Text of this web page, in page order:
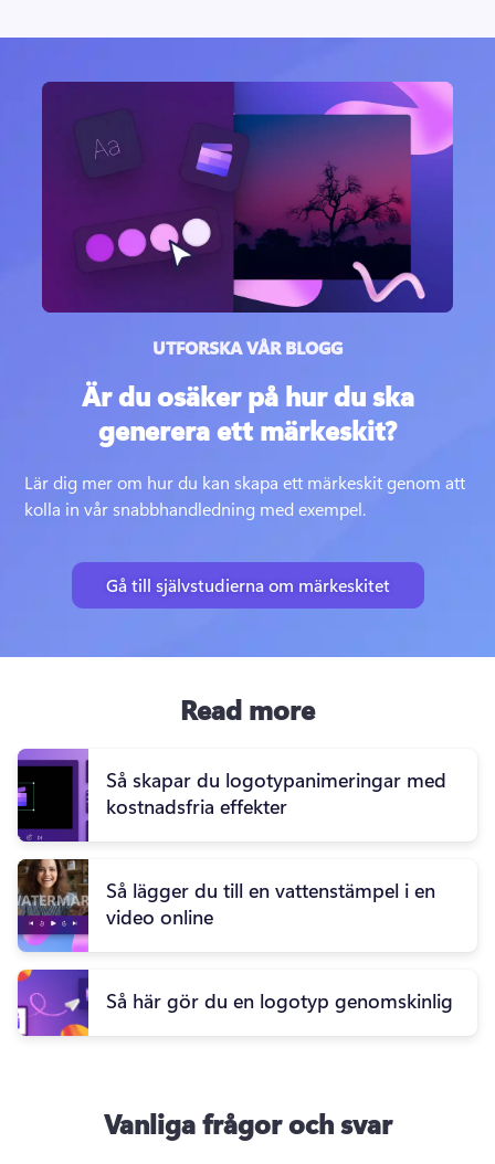
UTFORSKA VÅR BLOGG
Är du osäker på hur du ska
generera ett märkeskit?
Lär dig mer om hur du kan skapa ett märkeskit genom att
kolla in vår snabbhandledning med exempel.
Gå till självstudierna om märkeskitet
Read more
Så skapar du logotypanimeringar med
kostnadsfria effekter
Så lägger du till en vattenstämpel i en
video online
Så här gör du en logotyp genomskinlig
Vanliga frågor och svar